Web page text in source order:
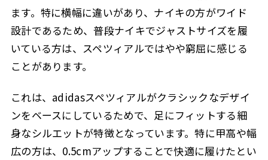
ます。特に横幅に違いがあり、ナイキの方がワイド
設計であるため、普段ナイキでジャストサイズを履
いている方は、スペツィアルではやや窮屈に感じる
ことがあります。
これは、adidasスペツィアルがクラシックなデザイ
ンをベースにしているためで、足にフィットする細
身なシルエットが特徴となっています。特に甲高や幅
広の方は、0.5cmアップすることで快適に履けたとい